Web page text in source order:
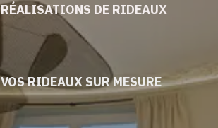
RÉALISATIONS DE RIDEAUX
VOS RIDEAUX SUR MESURE